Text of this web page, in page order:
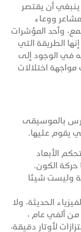
أن يقتصر
ووعاء
وأحد المؤشرات
الطريقة التي
في الوجود إلى
اختلالات
بالموسيقى
يقوم عليها.
الأبعاد
الكون.
وليست شيئا
الحديثة، ولا
من ألفي عام ،
لأوتار دقيقة،